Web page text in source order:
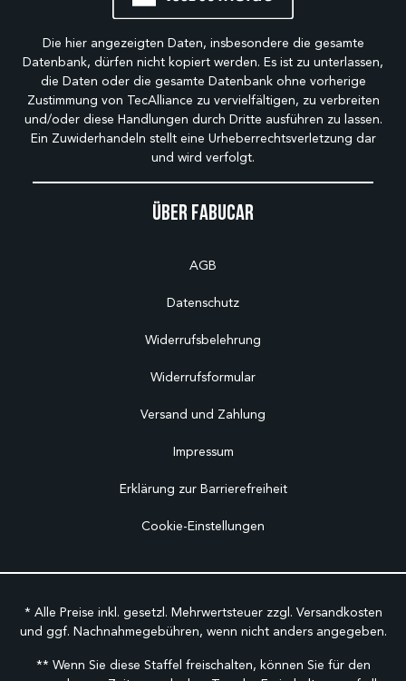
Über Fabucar
AGB
Datenschutz
Widerrufsbelehrung
Widerrufsformular
Versand und Zahlung
Impressum
Erklärung zur Barrierefreiheit
Cookie-Einstellungen
Die hier angezeigten Daten, insbesondere die gesamte
Datenbank, dürfen nicht kopiert werden. Es ist zu unterlassen,
die Daten oder die gesamte Datenbank ohne vorherige
Zustimmung von TecAlliance zu vervielfältigen, zu verbreiten
und/oder diese Handlungen durch Dritte ausführen zu lassen.
Ein Zuwiderhandeln stellt eine Urheberrechtsverletzung dar
und wird verfolgt.
* Alle Preise inkl. gesetzl. Mehrwertsteuer zzgl. Versandkosten
und ggf. Nachnahmegebühren, wenn nicht anders angegeben.
** Wenn Sie diese Staffel freischalten, können Sie für den